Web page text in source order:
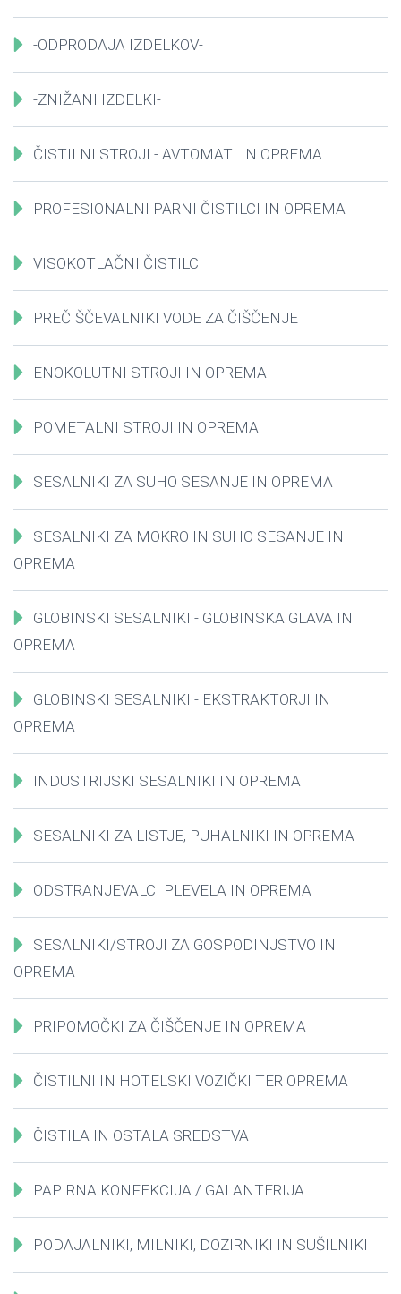
-ODPRODAJA IZDELKOV-
-ZNIŽANI IZDELKI-
ČISTILNI STROJI - AVTOMATI IN OPREMA
PROFESIONALNI PARNI ČISTILCI IN OPREMA
VISOKOTLAČNI ČISTILCI
PREČIŠČEVALNIKI VODE ZA ČIŠČENJE
ENOKOLUTNI STROJI IN OPREMA
POMETALNI STROJI IN OPREMA
SESALNIKI ZA SUHO SESANJE IN OPREMA
SESALNIKI ZA MOKRO IN SUHO SESANJE IN
OPREMA
GLOBINSKI SESALNIKI - GLOBINSKA GLAVA IN
OPREMA
GLOBINSKI SESALNIKI - EKSTRAKTORJI IN
OPREMA
INDUSTRIJSKI SESALNIKI IN OPREMA
SESALNIKI ZA LISTJE, PUHALNIKI IN OPREMA
ODSTRANJEVALCI PLEVELA IN OPREMA
SESALNIKI/STROJI ZA GOSPODINJSTVO IN
OPREMA
PRIPOMOČKI ZA ČIŠČENJE IN OPREMA
ČISTILNI IN HOTELSKI VOZIČKI TER OPREMA
ČISTILA IN OSTALA SREDSTVA
PAPIRNA KONFEKCIJA / GALANTERIJA
PODAJALNIKI, MILNIKI, DOZIRNIKI IN SUŠILNIKI